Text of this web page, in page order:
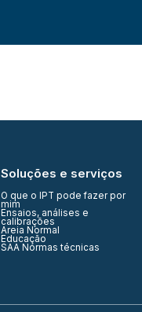
Soluções e serviços
O que o IPT pode fazer por
mim
Ensaios, análises e
calibrações
Areia Normal
Educação
SAA Normas técnicas